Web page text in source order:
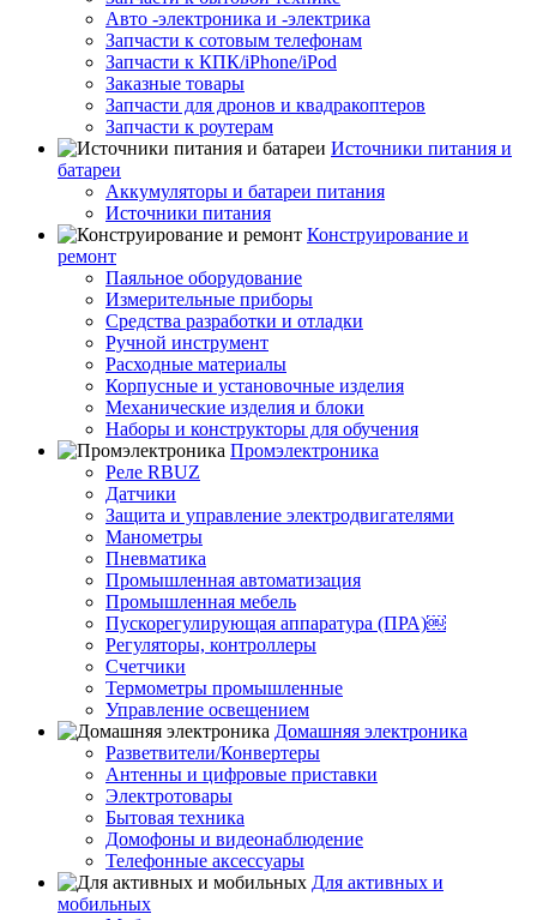
Авто -электроника и -электрика
Запчасти к сотовым телефонам
Запчасти к КПК/iPhone/iPod
Заказные товары
Запчасти для дронов и квадракоптеров
Запчасти к роутерам
Источники питания и
батареи
Аккумуляторы и батареи питания
Источники питания
Конструирование и
ремонт
Паяльное оборудование
Измерительные приборы
Средства разработки и отладки
Ручной инструмент
Расходные материалы
Корпусные и установочные изделия
Механические изделия и блоки
Наборы и конструкторы для обучения
Промэлектроника
Реле RBUZ
Датчики
Защита и управление электродвигателями
Манометры
Пневматика
Промышленная автоматизация
Промышленная мебель
Пускорегулирующая аппаратура (ПРА)￼
Регуляторы, контроллеры
Счетчики
Термометры промышленные
Управление освещением
Домашняя электроника
Разветвители/Конвертеры
Антенны и цифровые приставки
Электротовары
Бытовая техника
Домофоны и видеонаблюдение
Телефонные аксессуары
Для активных и
мобильных